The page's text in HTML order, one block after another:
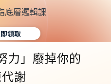
底層邏輯課
領取
力」廢掉你的
謝